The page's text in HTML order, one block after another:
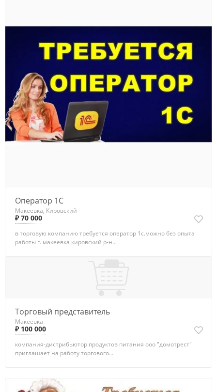
Оператор 1С
Макеевка, Кировский
₽ 70 000
в торговую компанию требуется оператор 1с.можно без опыта
работы г. макеевка кировский р-н...
Торговый представитель
Макеевка
₽ 100 000
компания-дистрибьютор продуктов питания ооо "домотрест"
приглашает на работу торгового...